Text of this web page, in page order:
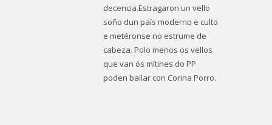
decencia.Estragaron un vello
soño dun país moderno e culto
e metéronse no estrume de
cabeza. Polo menos os vellos
que van ós mítines do PP
poden bailar con Corina Porro.